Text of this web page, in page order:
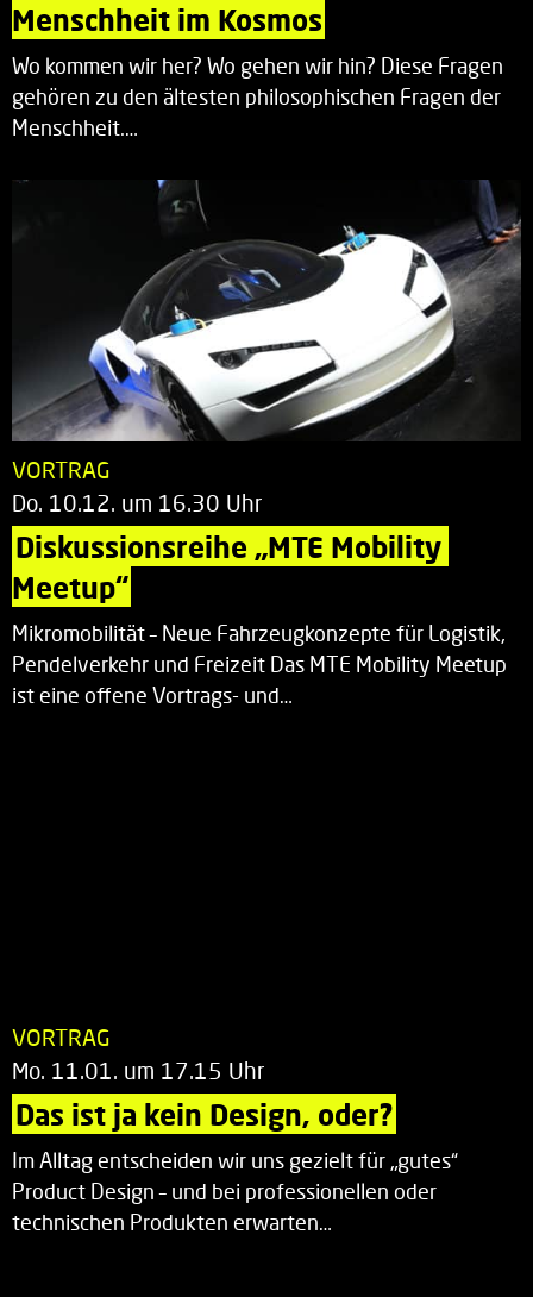
Menschheit im Kosmos
Wo kommen wir her? Wo gehen wir hin? Diese Fragen
gehören zu den ältesten philosophischen Fragen der
Menschheit.…
VORTRAG
Do. 10.12. um 16.30 Uhr
Diskussionsreihe „MTE Mobility
Meetup“
Mikromobilität – Neue Fahrzeugkonzepte für Logistik,
Pendelverkehr und Freizeit Das MTE Mobility Meetup
ist eine offene Vortrags- und…
VORTRAG
Mo. 11.01. um 17.15 Uhr
Das ist ja kein Design, oder?
Im Alltag entscheiden wir uns gezielt für „gutes“
Product Design – und bei professionellen oder
technischen Produkten erwarten…